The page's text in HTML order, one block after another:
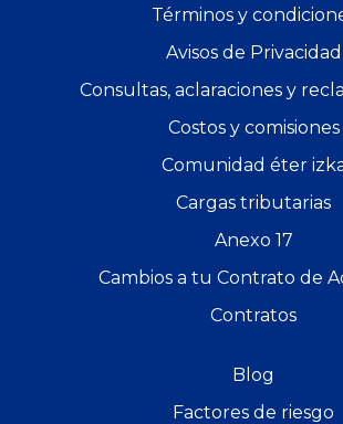
Términos y
Avisos de Privacidad
Consultas, aclaraciones y
Costos y comisiones
Comunidad éter
Cargas tributarias
Anexo 17
Cambios a tu Contrato de
Contratos
Blog
Factores de riesgo